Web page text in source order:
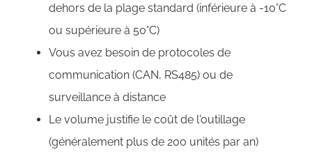
dehors de la plage standard (inférieure à -10°C
ou supérieure à 50°C)
Vous avez besoin de protocoles de
communication (CAN, RS485) ou de
surveillance à distance
Le volume justifie le coût de l'outillage
(généralement plus de 200 unités par an)